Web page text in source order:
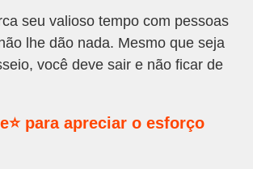
seu valioso tempo com pessoas
lhe dão nada. Mesmo que seja
você deve sair e não ficar de
para apreciar o esforço